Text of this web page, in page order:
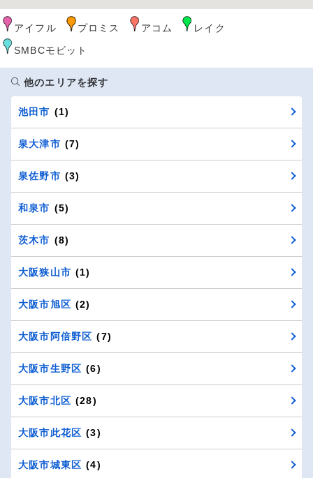
アイフル プロミス アコム
レイク
SMBCモビット
他のエリアを探す
池田市 (1)
泉大津市 (7)
泉佐野市 (3)
和泉市 (5)
茨木市 (8)
大阪狭山市 (1)
大阪市旭区 (2)
大阪市阿倍野区 (7)
大阪市生野区 (6)
大阪市北区 (28)
大阪市此花区 (3)
大阪市城東区 (4)